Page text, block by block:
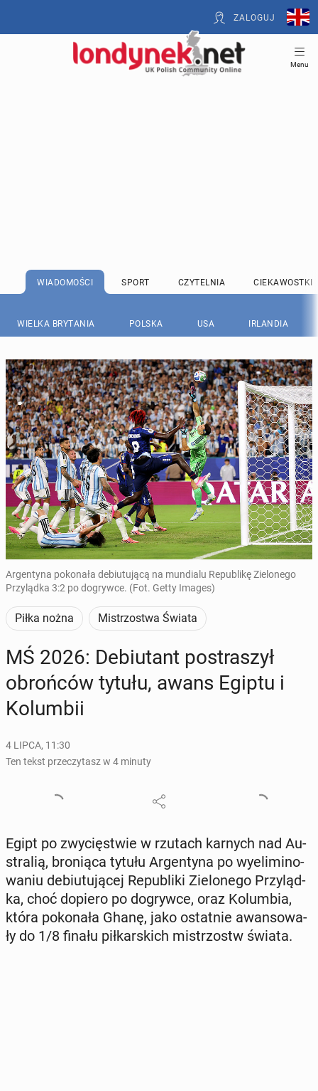
ZALOGUJ
Menu
WIADOMOŚCI SPORT CZYTELNIA CIEKAWOSTKI
WIELKA BRYTANIA POLSKA USA IRLANDIA
Argentyna pokonała debiutującą na mundialu Republikę Zielonego
Przylądka 3:2 po dogrywce. (Fot. Getty Images)
Piłka nożna Mistrzostwa Świata
MŚ 2026: De­biu­tant po­stra­szył
obroń­ców tytułu, awans Egiptu i
Ko­lum­bii
4 LIPCA, 11:30
Ten tekst przeczytasz w 4 minuty
Egipt po zwy­cię­stwie w rzutach karnych nad Au­
stra­lią, bro­nią­ca tytułu Ar­gen­ty­na po wy­eli­mi­no­
wa­niu de­biu­tu­ją­cej Re­pu­bli­ki Zie­lo­ne­go Przy­ląd­
ka, choć dopiero po do­gryw­ce, oraz Ko­lum­bia,
która po­ko­na­ła Ghanę, jako ostat­nie awan­so­wa­
ły do 1/8 finału pił­kar­skich mi­strzostw świata.